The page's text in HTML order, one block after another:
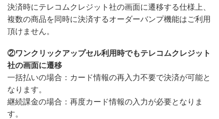
決済時にテレコムクレジット社の画面に遷移する仕様上、
複数の商品を同時に決済するオーダーバンプ機能はご利用
頂けません。
②ワンクリックアップセル利用時でもテレコムクレジット
社の画面に遷移
一括払いの場合：カード情報の再入力不要で決済が可能と
なります。
継続課金の場合：再度カード情報の入力が必要となりま
す。